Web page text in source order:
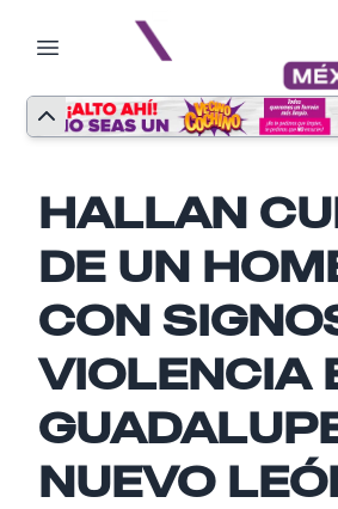
HALLAN
DE UN
CON
VIOLENCIA
NUEVO